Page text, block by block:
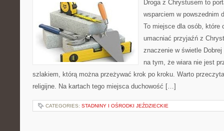
Droga z Chrystusem to
wsparciem w powszednim
To miejsce dla osób, które
umacniać przyjaźń z
znaczenie w świetle Dobrej
na tym, że wiara nie jest
szlakiem, którą można przeżywać krok po kroku. Warto
religijne. Na kartach tego miejsca duchowość […]
CATEGORIES: STADNINY I OŚRODKI JEŹDZIECKIE